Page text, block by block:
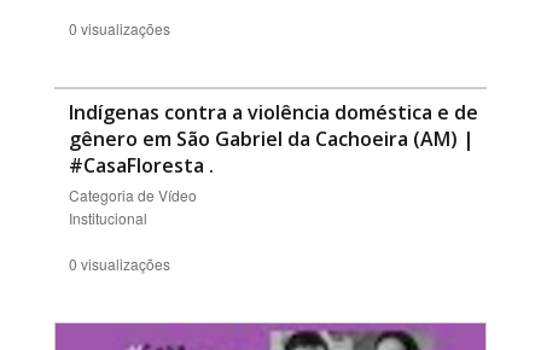
0 visualizações
Indígenas contra a violência doméstica e de
gênero em São Gabriel da Cachoeira (AM) |
#CasaFloresta .
Categoria de Vídeo
Institucional
0 visualizações